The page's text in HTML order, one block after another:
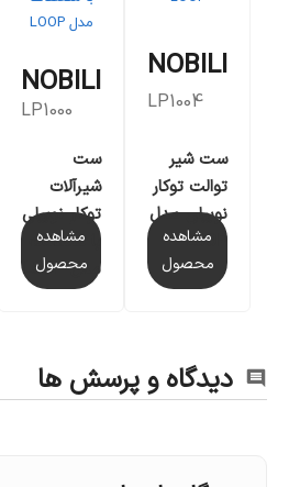
NOBILI
LP1004
ست شیر
توالت توکار
نوبیلی مدل
LOOP
مشاهده
محصول
NOBILI
LP1000
ست
شیرآلات
توکار نوبیلی
با متعلقات
مدل LOOP
مشاهده
محصول
دیدگاه و پرسش ها